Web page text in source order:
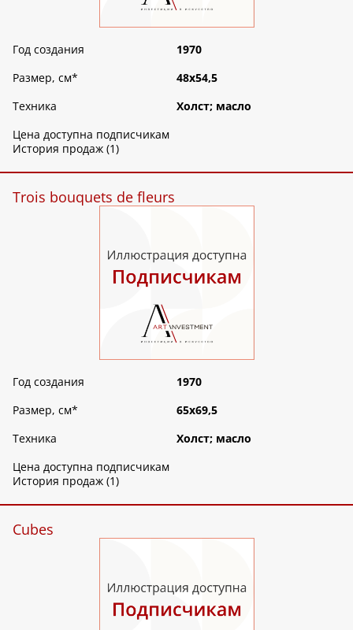
Год создания
1970
Размер, см*
48х54,5
Техника
Холст; масло
Цена доступна подписчикам
История продаж (1)
Trois bouquets de fleurs
Год создания
1970
Размер, см*
65х69,5
Техника
Холст; масло
Цена доступна подписчикам
История продаж (1)
Cubes